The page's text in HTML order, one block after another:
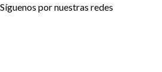
Síguenos por nuestras redes